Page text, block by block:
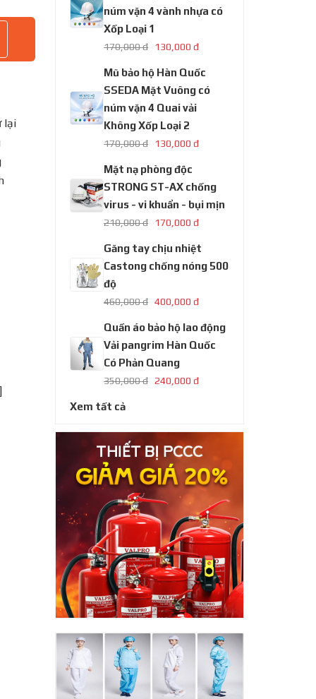
lại
núm vặn 4 vành nhựa có
Xốp Loại 1
170,000 đ 130,000 đ
Mũ bảo hộ Hàn Quốc
SSEDA Mặt Vuông có
núm vặn 4 Quai vải
Không Xốp Loại 2
170,000 đ 130,000 đ
Mặt nạ phòng độc
STRONG ST-AX chống
virus - vi khuẩn - bụi mịn
210,000 đ 170,000 đ
Găng tay chịu nhiệt
Castong chống nóng 500
độ
460,000 đ 400,000 đ
Quần áo bảo hộ lao động
Vải pangrim Hàn Quốc
Có Phản Quang
350,000 đ 240,000 đ
Xem tất cả